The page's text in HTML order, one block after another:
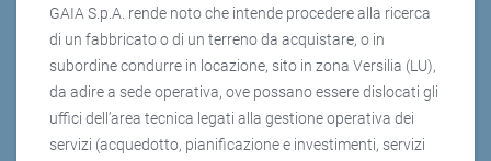
GAIA S.p.A. rende noto che intende procedere alla ricerca
di un fabbricato o di un terreno da acquistare, o in
subordine condurre in locazione, sito in zona Versilia (LU),
da adire a sede operativa, ove possano essere dislocati gli
uffici dell’area tecnica legati alla gestione operativa dei
servizi (acquedotto, pianificazione e investimenti, servizi